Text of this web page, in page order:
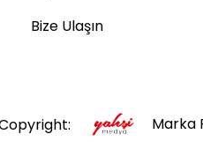
Bize Ulaşın
Marka